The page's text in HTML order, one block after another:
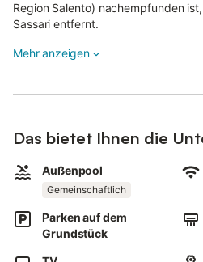
Region Salento) nachempfunden
Sassari entfernt.
Es erstreckt sich über 2 Etagen und
Das gesamte Haus ist stilvoll
traditionelle Elemente perfekt
und ein TV. Der großzügige
der umliegenden Ferienhäuser
schön angelegten mediterranen
Mehr anzeigen
Das bietet Ihnen die
Außenpool
Gemeinschaftlich
Parken auf dem
Grundstück